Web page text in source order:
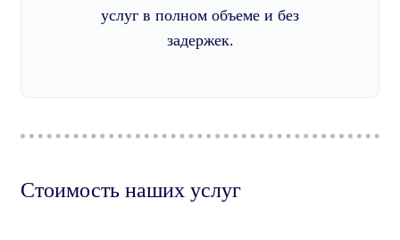
услуг в полном объеме и без
задержек.
Стоимость наших услуг